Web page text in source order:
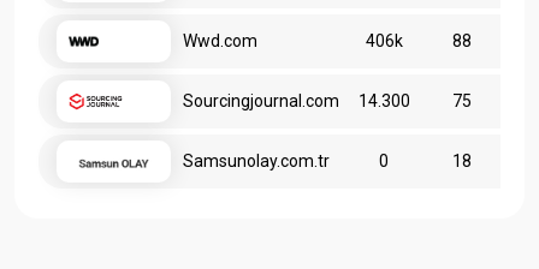
Wwd.com 406k 88
Sourcingjournal.com 14.300 75
Samsunolay.com.tr 0 18